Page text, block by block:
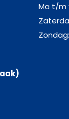
Ma t/m